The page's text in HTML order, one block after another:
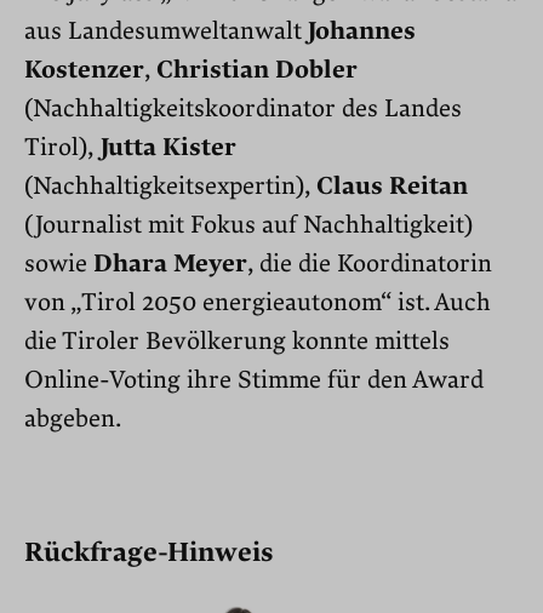
aus Landesumweltanwalt Johannes
Kostenzer, Christian Dobler
(Nachhaltigkeitskoordinator des Landes
Tirol), Jutta Kister
(Nachhaltigkeitsexpertin), Claus Reitan
(Journalist mit Fokus auf Nachhaltigkeit)
sowie Dhara Meyer, die die Koordinatorin
von „Tirol 2050 energieautonom“ ist. Auch
die Tiroler Bevölkerung konnte mittels
Online-Voting ihre Stimme für den Award
abgeben.
Rückfrage-Hinweis